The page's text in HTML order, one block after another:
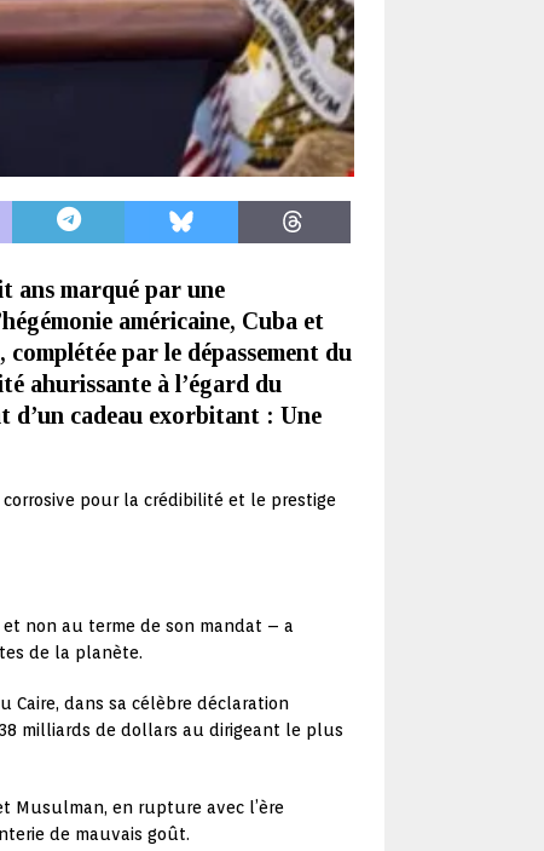
ans marqué par une
américaine, Cuba et
par le dépassement du
ahurissante à l’égard du
d’un cadeau exorbitant : Une
pour la crédibilité et le prestige
non au terme de son mandat – a
de la planète.
Caire, dans sa célèbre déclaration
milliards de dollars au dirigeant le plus
Musulman, en rupture avec l’ère
de mauvais goût.